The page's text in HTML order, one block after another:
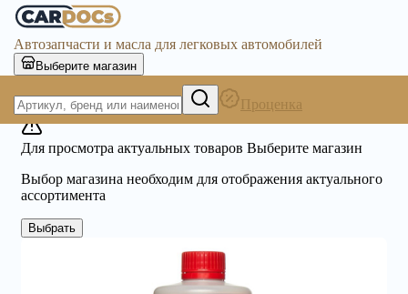
Автозапчасти и масла для легковых автомобилей
Выберите магазин
Проценка
Для просмотра актуальных товаров Выберите магазин
Выбор магазина необходим для отображения актуального
ассортимента
Выбрать